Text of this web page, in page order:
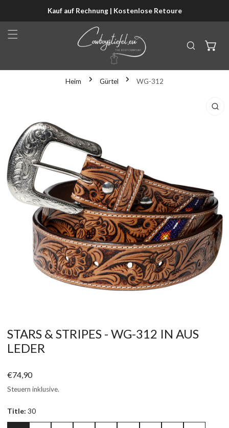
SPRINGENKauf auf Rechnung | Kostenlose Retoure
Heim Gürtel WG-312
ÖFFNEN SIE MEDIEN IN DER GALERIEANSICHT
STARS & STRIPES - WG-312 IN AUS
LEDER
Regulärer
Preis
€74,90
Steuern inklusive.
Title: 30